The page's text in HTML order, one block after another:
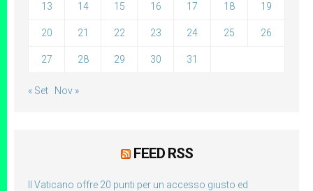
13 14 15 16 17 18 19
20 21 22 23 24 25 26
27 28 29 30 31
« Set Nov »
FEED RSS
Il Vaticano offre 20 punti per un accesso giusto ed